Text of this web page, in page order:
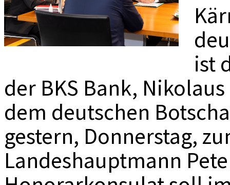
ist
der BKS Bank,
dem deutschen
gestern, Donnerstag,
Landeshauptmann